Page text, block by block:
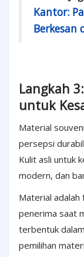
Kantor:
Berkesan
Langkah
untuk
Material
persepsi
Kulit asli untuk
modern, dan
Material
penerima saat
terbentuk
pemilihan